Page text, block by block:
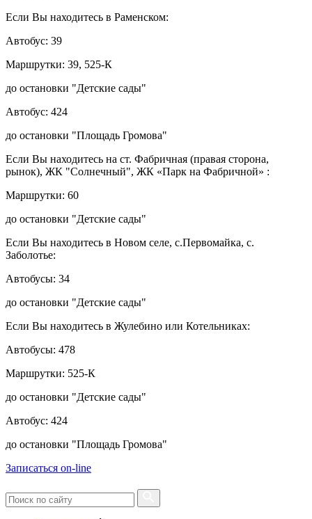
Если Вы находитесь в Раменском:
Автобус: 39
Маршрутки: 39, 525-К
до остановки "Детские сады"
Автобус: 424
до остановки "Площадь Громова"
Если Вы находитесь на ст. Фабричная (правая сторона,
рынок), ЖК "Солнечный", ЖК «Парк на Фабричной» :
Маршрутки: 60
до остановки "Детские сады"
Если Вы находитесь в Новом селе, с.Первомайка, с.
Заболотье:
Автобусы: 34
до остановки "Детские сады"
Если Вы находитесь в Жулебино или Котельниках:
Автобусы: 478
Маршрутки: 525-К
до остановки "Детские сады"
Автобус: 424
до остановки "Площадь Громова"
Записаться on-line